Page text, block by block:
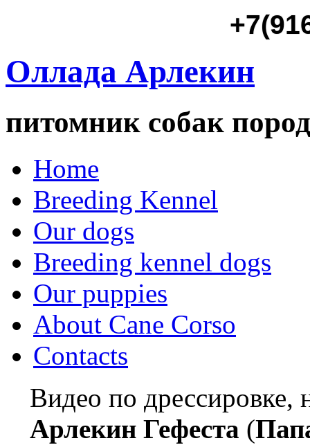
Оллада Арлекин
питомник собак
Home
Breeding Kennel
Our dogs
Breeding kennel dogs
Our puppies
About Cane Corso
Contacts
Видео по дрессировке,
Арлекин Гефеста (